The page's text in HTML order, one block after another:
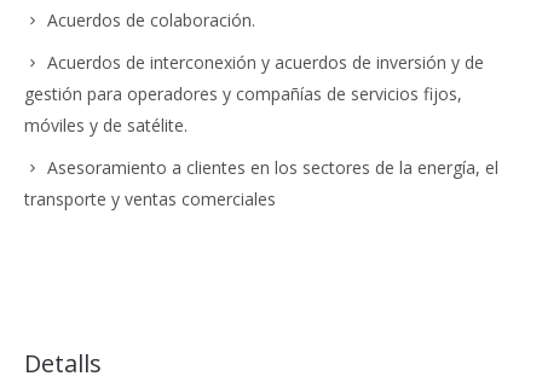
Acuerdos de colaboración.
Acuerdos de interconexión y acuerdos de inversión y de
gestión para operadores y compañías de servicios fijos,
móviles y de satélite.
Asesoramiento a clientes en los sectores de la energía, el
transporte y ventas comerciales
Detalls